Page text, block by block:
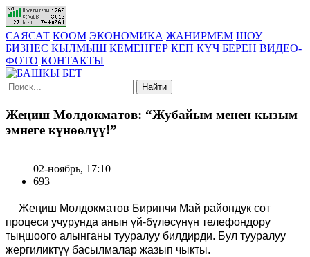
САЯСАТ КООМ ЭКОНОМИКА ЖАНИРМЕМ ШОУ
БИЗНЕС КЫЛМЫШ КЕМЕНГЕР КЕП КҮЧ БЕРЕН ВИДЕО-
ФОТО КОНТАКТЫ
Найти
Жеңиш Молдокматов: “Жубайым менен кызым
эмнеге күнөөлүү!”
02-ноябрь, 17:10
693
Жеңиш Молдокматов Биринчи Май райондук сот
процеси учурунда анын үй-бүлөсүнүн телефондору
тыңшоого алынганы тууралуу билдирди. Бул тууралуу
жергиликтүү басылмалар жазып чыкты.